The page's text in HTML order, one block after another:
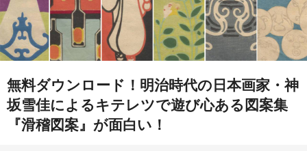
無料ダウンロード！明治時代の日本画家・神
坂雪佳によるキテレツで遊び心ある図案集
『滑稽図案』が面白い！